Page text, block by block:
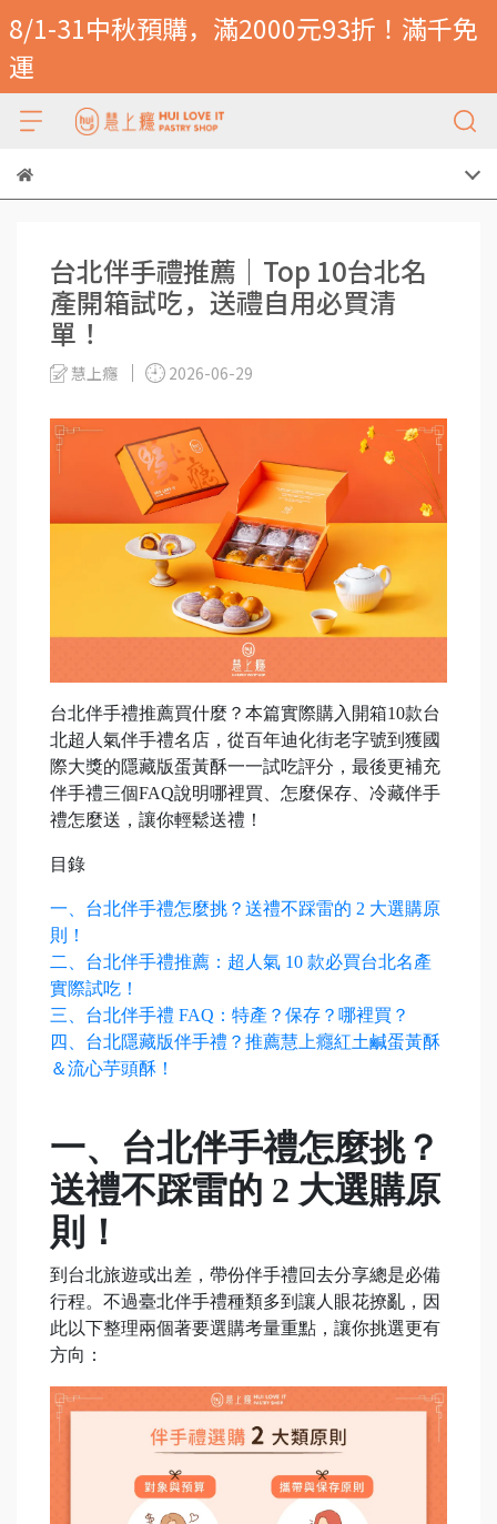
8/1-31中秋預購，滿2000元93折！滿千免
運
台北伴手禮推薦｜Top 10台北名
產開箱試吃，送禮自用必買清
單！
慧上癮 2026-06-29
台北伴手禮推薦買什麼？本篇實際購入開箱10款台
北超人氣伴手禮名店，從百年迪化街老字號到獲國
際大獎的隱藏版蛋黃酥一一試吃評分，最後更補充
伴手禮三個FAQ說明哪裡買、怎麼保存、冷藏伴手
禮怎麼送，讓你輕鬆送禮！
目錄
一、台北伴手禮怎麼挑？送禮不踩雷的 2 大選購原
則！
二、台北伴手禮推薦：超人氣 10 款必買台北名產
實際試吃！
三、台北伴手禮 FAQ：特產？保存？哪裡買？
四、台北隱藏版伴手禮？推薦慧上癮紅土鹹蛋黃酥
＆流心芋頭酥！
一、台北伴手禮怎麼挑？
送禮不踩雷的 2 大選購原
則！
到台北旅遊或出差，帶份伴手禮回去分享總是必備
行程。不過臺北伴手禮種類多到讓人眼花撩亂，因
此以下整理兩個著要選購考量重點，讓你挑選更有
方向：